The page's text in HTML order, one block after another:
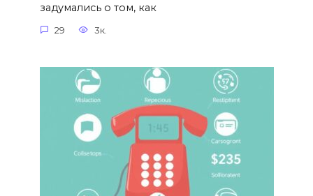
задумались о том, как
29 3к.